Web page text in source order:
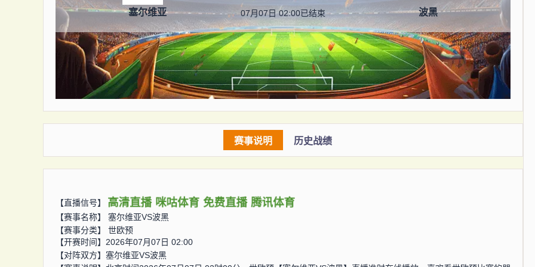
塞尔维亚 07月07日 02:00已结束 波黑
赛事说明 历史战绩
【直播信号】 高清直播 咪咕体育 免费直播 腾讯体育
【赛事名称】 塞尔维亚VS波黑
【赛事分类】 世欧预
【开赛时间】2026年07月07日 02:00
【对阵双方】 塞尔维亚VS波黑